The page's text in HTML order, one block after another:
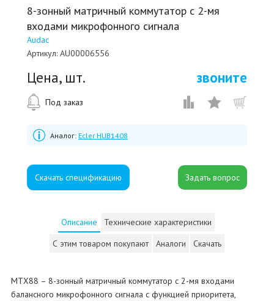
8-зонный матричный коммутатор с 2-мя
входами микрофонного сигнала
Audac
Артикул: AU00006556
Цена, шт. звоните
Под заказ
Аналог: Ecler HUB1408
Скачать спецификацию
Описание
Технические характеристики
С этим товаром покупают
Аналоги Скачать
MTX88 – 8-зонный матричный коммутатор с 2-мя входами
балансного микрофонного сигнала с функцией приоритета,